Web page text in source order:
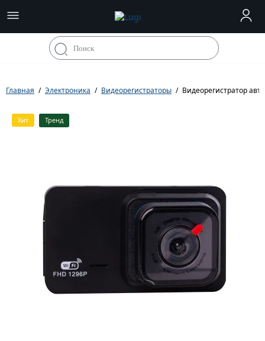
Главная Электроника Видеорегистраторы Видеорегистратор
Хит Тренд